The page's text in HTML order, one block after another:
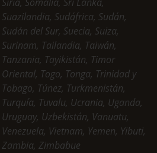
Suazilandia, Sudáfrica, Sudán,
Sudán del Sur, Suecia, Suiza,
Surinam, Tailandia, Taiwán,
Tanzania, Tayikistán, Timor
Oriental, Togo, Tonga, Trinidad y
Tobago, Túnez, Turkmenistán,
Turquía, Tuvalu, Ucrania, Uganda,
Uruguay, Uzbekistán, Vanuatu,
Venezuela, Vietnam, Yemen, Yibuti,
Zambia, Zimbabue